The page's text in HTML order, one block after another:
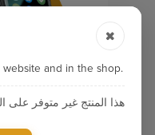
and in the shop.
هذا المنتج غير متوفر على